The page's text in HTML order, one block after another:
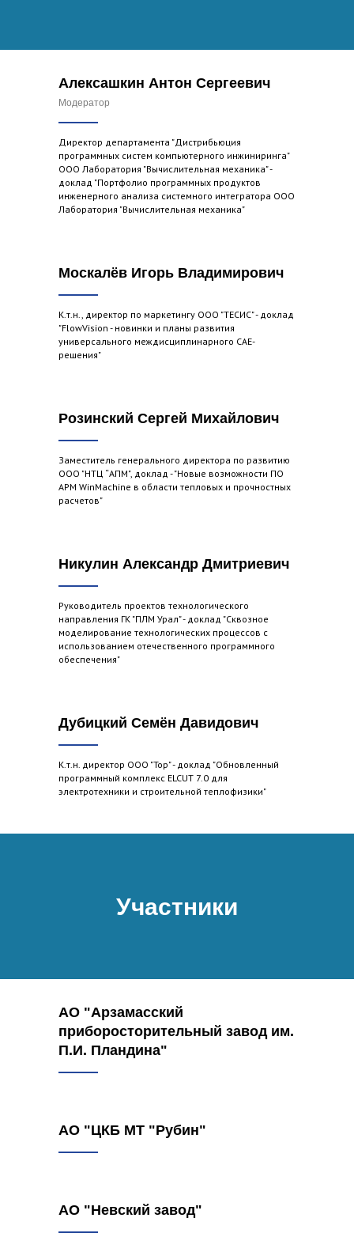
Алексашкин Антон Сергеевич
Модератор
Директор департамента "Дистрибьюция
программных систем компьютерного инжиниринга"
ООО Лаборатория "Вычислительная механика" -
доклад "Портфолио программных продуктов
инженерного анализа системного интегратора ООО
Лаборатория "Вычислительная механика"
Москалёв Игорь Владимирович
К.т.н., директор по маркетингу ООО "ТЕСИС" - доклад
"FlowVision - новинки и планы развития
универсального междисциплинарного CAE-
решения"
Розинский Сергей Михайлович
Заместитель генерального директора по развитию
ООО "НТЦ “АПМ", доклад - "Новые возможности ПО
APM WinMachine в области тепловых и прочностных
расчетов"
Никулин Александр Дмитриевич
Руководитель проектов технологического
направления ГК "ПЛМ Урал" - доклад "Сквозное
моделирование технологических процессов с
использованием отечественного программного
обеспечения"
Дубицкий Семён Давидович
К.т.н. директор ООО "Тор" - доклад "Обновленный
программный комплекс ELCUT 7.0 для
электротехники и строительной теплофизики"
Участники
АО "Арзамасский
приборосторительный завод им.
П.И. Пландина"
АО "ЦКБ МТ "Рубин"
АО "Невский завод"